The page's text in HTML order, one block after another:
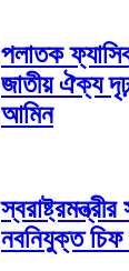
পলাতক
জাতীয় ঐক্য
আমিন
নবনিযুক্ত চিফ